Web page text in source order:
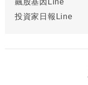
投資家日報Line